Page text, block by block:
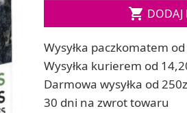
Zestawy do kul do kąpieli
Soda, kwasek, formy do kul do kąpieli
barwniki i zapachy
GLINY I ODLEWY
i rzeźbienie
dekoracyjne
 DODAJ
Wysyłka paczkomatem od
Wysyłka kurierem od
Darmowa wysyłka od
30 dni na zwrot towaru